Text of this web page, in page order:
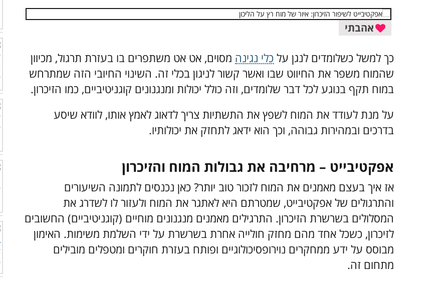
אהבתי
כך למשל כשלומדים לנגן על כלי נגינה מסוים, אט אט משתפרים בו בעזרת תרגול, מכיוון
שהמוח משפר את החיווט שבו ואשר קשור לניגון בכלי זה. השינוי החיובי הזה שמתרחש
במוח תקף בנוגע לכל דבר שלומדים, וזה כולל יכולות ומנגנונים קוגניטיביים, כמו הזיכרון.
על מנת לעודד את המוח לשפץ את התשתיות צריך לדאוג לאמץ אותו, לוודא שיסע
בדרכים ובמהירות גבוהה, וכך הוא ידאג לתחזק את יכולותיו.
אפקטיבייט – מרחיבה את גבולות המוח והזיכרון
אז איך בעצם מאמנים את המוח לזכור טוב יותר? כאן נכנסים לתמונה השיעורים
והתרגולים של אפקטיבייט, שמטרתם היא לאתגר את המוח ולעזור לו לשדרג את
המסלולים בשרשרת הזיכרון. התרגילים מאמנים מנגנונים מוחיים (קוגניטיביים) החשובים
לזיכרון, כשכל אחד מהם מחזק חולייה אחרת בשרשרת על ידי השלמת משימות. האימון
מבוסס על ידע ממחקרים נוירופסיכולוגיים ופותח בעזרת חוקרים ומטפלים מובילים
מתחום זה.